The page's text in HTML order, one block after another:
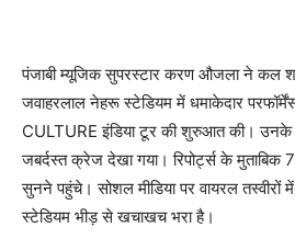
पंजाबी म्यूजिक सुपरस्टार करण औजला ने कल
जवाहरलाल नेहरू स्टेडियम में धमाकेदार
CULTURE इंडिया टूर की शुरुआत की। उनके
जबर्दस्त क्रेज देखा गया। रिपोर्ट्स के मुताबिक
सुनने पहुंचे। सोशल मीडिया पर वायरल तस्वीरों
स्टेडियम भीड़ से खचाखच भरा है।